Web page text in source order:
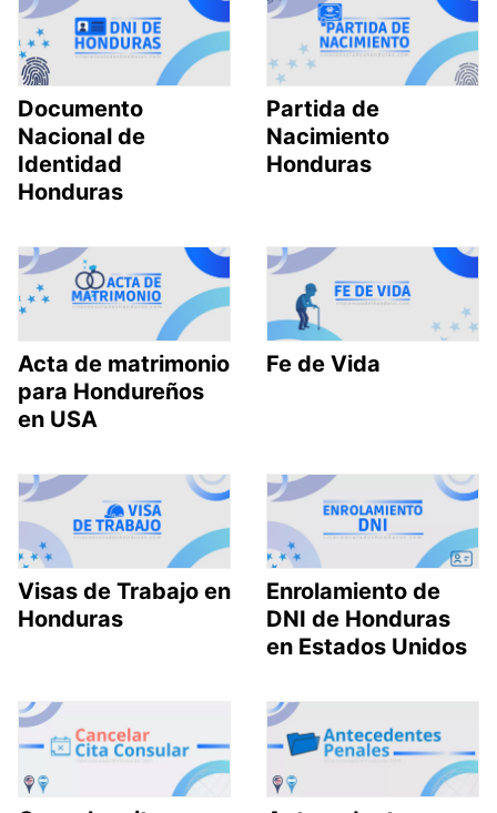
Documento
Nacional de
Identidad
Honduras
Partida de
Nacimiento
Honduras
Acta de matrimonio
para Hondureños
en USA
Fe de Vida
Visas de Trabajo en
Honduras
Enrolamiento de
DNI de Honduras
en Estados Unidos